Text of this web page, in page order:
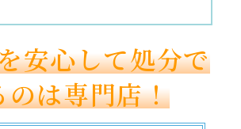
安心して処分で
のは専門店！